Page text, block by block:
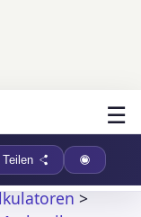
☰
Teilen
>